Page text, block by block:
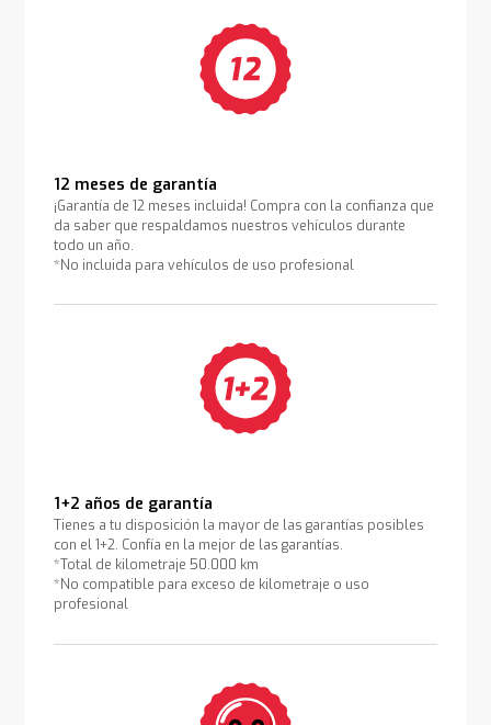
12 meses de garantía
¡Garantía de 12 meses incluida! Compra con la confianza que
da saber que respaldamos nuestros vehículos durante
todo un año.
*No incluida para vehículos de uso profesional
1+2 años de garantía
Tienes a tu disposición la mayor de las garantías posibles
con el 1+2. Confía en la mejor de las garantías.
*Total de kilometraje 50.000 km
*No compatible para exceso de kilometraje o uso
profesional